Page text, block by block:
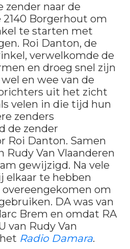
zender naar de
2140 Borgerhout om
te starten met
Roi Danton, de
verwelkomde de
en droeg snel zijn
en wee van de
uit het zicht
velen in die tijd hun
zenders
de zender
Roi Danton. Samen
Rudy Van Vlaanderen
gewijzigd. Na vele
elkaar te hebben
om
DA was van
Brem en omdat RA
van Rudy Van
Radio Damara.